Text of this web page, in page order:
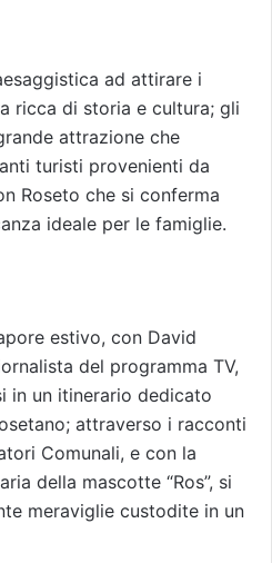
ad attirare i
ricca di storia e cultura; gli
attrazione che
turisti provenienti da
Roseto che si conferma
ideale per le famiglie.
estivo, con David
del programma TV,
in un itinerario dedicato
attraverso i racconti
Comunali, e con la
della mascotte “Ros”, si
meraviglie custodite in un